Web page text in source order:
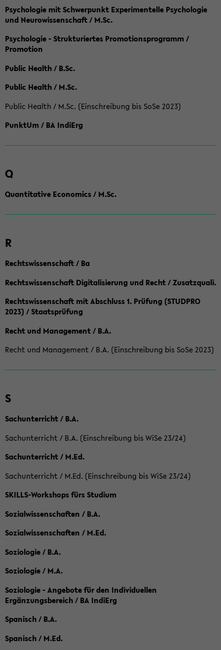
Psychologie mit Schwerpunkt Experimentelle Psychologie
und Neurowissenschaft / M.Sc.
Psychologie - Strukturiertes Promotionsprogramm /
Promotion
Public Health / B.Sc.
Public Health / M.Sc.
Public Health / M.Sc. (Einschreibung bis SoSe 2023)
PunktUm / BA IndiErg
Q
Quantitative Economics / M.Sc.
R
Rechtswissenschaft / Ba
Rechtswissenschaft Digitalisierung und Recht / Zusatzquali.
Rechtswissenschaft mit Abschluss 1. Prüfung (STUDPRO
2023) / Staatsprüfung
Recht und Management / B.A.
Recht und Management / B.A. (Einschreibung bis SoSe 2023)
S
Sachunterricht / B.A.
Sachunterricht / B.A. (Einschreibung bis WiSe 23/24)
Sachunterricht / M.Ed.
Sachunterricht / M.Ed. (Einschreibung bis WiSe 23/24)
SKILLS-Workshops fürs Studium
Sozialwissenschaften / B.A.
Sozialwissenschaften / M.Ed.
Soziologie / B.A.
Soziologie / M.A.
Soziologie - Angebote für den Individuellen
Ergänzungsbereich / BA IndiErg
Spanisch / B.A.
Spanisch / M.Ed.